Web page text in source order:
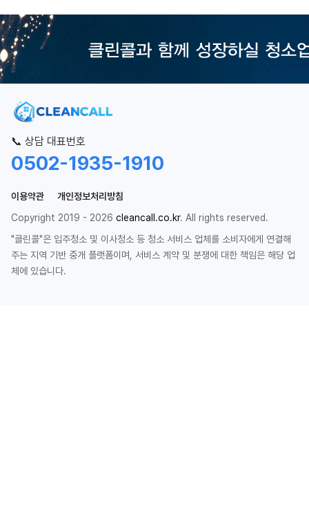
📞 상담 대표번호
0502-1935-1910
이용약관
개인정보처리방침
Copyright 2019 - 2026 cleancall.co.kr. All rights reserved.
"클린콜"은 입주청소 및 이사청소 등 청소 서비스 업체를 소비자에게 연결해
주는 지역 기반 중개 플랫폼이며, 서비스 계약 및 분쟁에 대한 책임은 해당 업
체에 있습니다.